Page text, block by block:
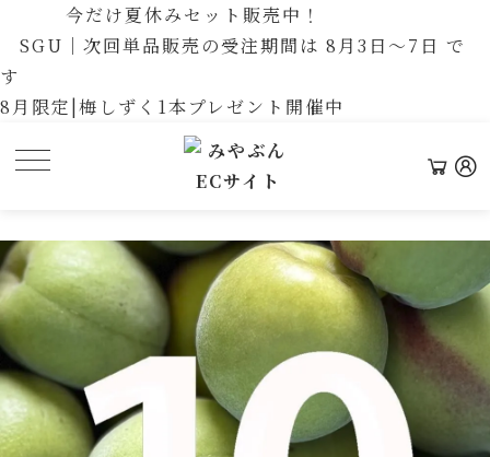
今だけ夏休みセット販売中！
SGU｜次回単品販売の受注期間は 8月3日〜7日 で
す
8月限定|梅しずく1本プレゼント開催中